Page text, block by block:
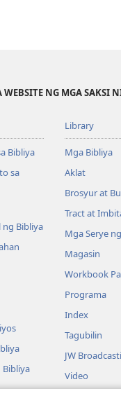
NG MGA SAKSI
Bibliya
sa
ng Bibliya
Bibliya
Library
Mga Bibliya
Aklat
Brosyur at
Tract at
Mga Serye
Magasin
Workbook
Programa
Index
Tagubilin
JW
Video